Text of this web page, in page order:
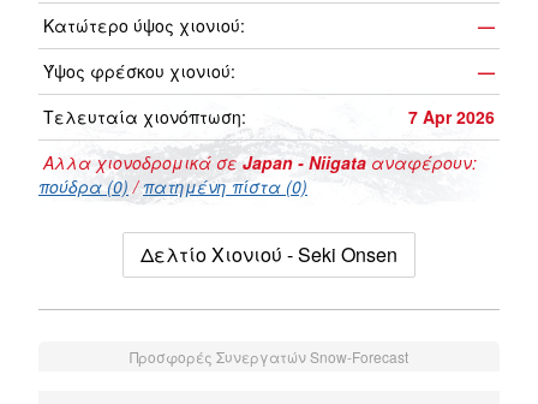
Κατώτερο ύψος χιονιού:
—
Ύψος φρέσκου χιονιού:
—
Τελευταία χιονόπτωση:
7 Apr 2026
Αλλα χιονοδρομικά σεJapan - Niigata αναφέρουν:
πούδρα (0) /πατημένη πίστα (0)
Δελτίο Χιονιού - Seki Onsen
Προσφορές Συνεργατών Snow-Forecast